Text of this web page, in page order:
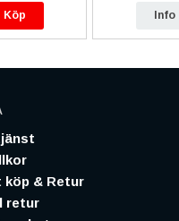
Köp Info
köp & Retur
retur